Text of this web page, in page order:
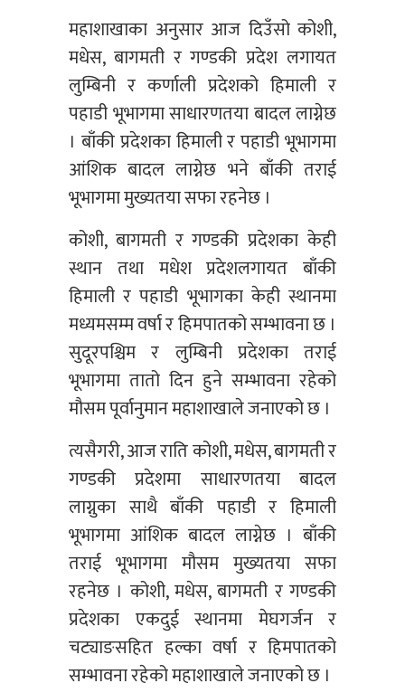
महाशाखाका अनुसार आज दिउँसो कोशी,
मधेस, बागमती र गण्डकी प्रदेश लगायत
लुम्बिनी र कर्णाली प्रदेशको हिमाली र
पहाडी भूभागमा साधारणतया बादल लाग्नेछ
। बाँकी प्रदेशका हिमाली र पहाडी भूभागमा
आंशिक बादल लाग्नेछ भने बाँकी तराई
भूभागमा मुख्यतया सफा रहनेछ ।
कोशी, बागमती र गण्डकी प्रदेशका केही
स्थान तथा मधेश प्रदेशलगायत बाँकी
हिमाली र पहाडी भूभागका केही स्थानमा
मध्यमसम्म वर्षा र हिमपातको सम्भावना छ ।
सुदूरपश्चिम र लुम्बिनी प्रदेशका तराई
भूभागमा तातो दिन हुने सम्भावना रहेको
मौसम पूर्वानुमान महाशाखाले जनाएको छ ।
त्यसैगरी, आज राति कोशी, मधेस, बागमती र
गण्डकी प्रदेशमा साधारणतया बादल
लाग्नुका साथै बाँकी पहाडी र हिमाली
भूभागमा आंशिक बादल लाग्नेछ । बाँकी
तराई भूभागमा मौसम मुख्यतया सफा
रहनेछ । कोशी, मधेस, बागमती र गण्डकी
प्रदेशका एकदुई स्थानमा मेघगर्जन र
चट्याङसहित हल्का वर्षा र हिमपातको
सम्भावना रहेको महाशाखाले जनाएको छ ।